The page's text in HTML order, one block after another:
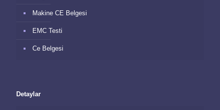
Makine CE Belgesi
EMC Testi
Ce Belgesi
Detaylar